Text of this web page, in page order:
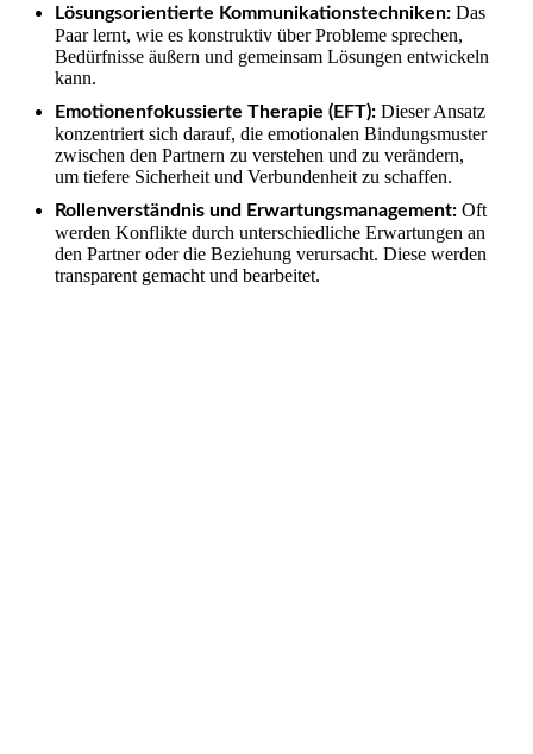
Lösungsorientierte Kommunikationstechniken: Das
Paar lernt, wie es konstruktiv über Probleme sprechen,
Bedürfnisse äußern und gemeinsam Lösungen entwickeln
kann.
Emotionenfokussierte Therapie (EFT): Dieser Ansatz
konzentriert sich darauf, die emotionalen Bindungsmuster
zwischen den Partnern zu verstehen und zu verändern,
um tiefere Sicherheit und Verbundenheit zu schaffen.
Rollenverständnis und Erwartungsmanagement: Oft
werden Konflikte durch unterschiedliche Erwartungen an
den Partner oder die Beziehung verursacht. Diese werden
transparent gemacht und bearbeitet.